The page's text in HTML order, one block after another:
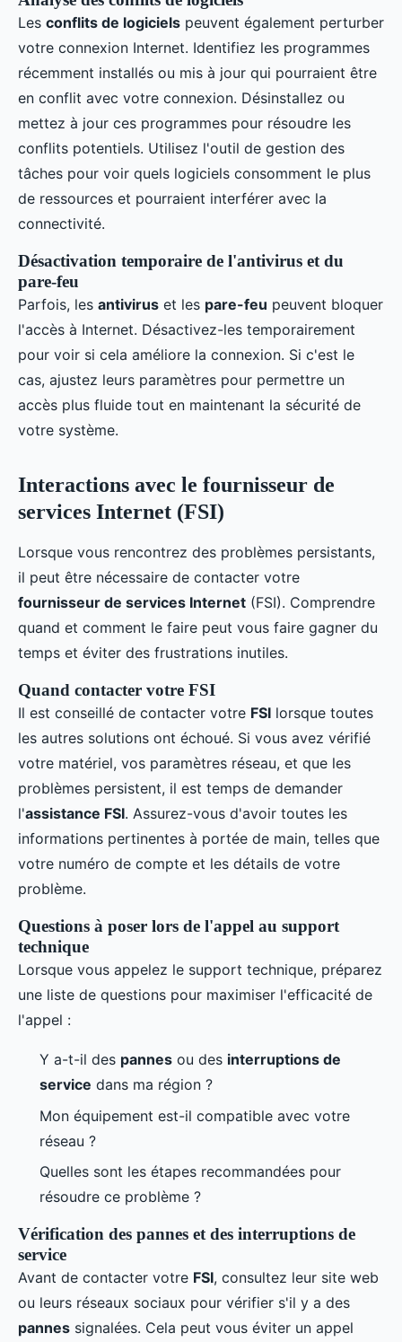
Les conflits de logiciels peuvent également perturber
votre connexion Internet. Identifiez les programmes
récemment installés ou mis à jour qui pourraient être
en conflit avec votre connexion. Désinstallez ou
mettez à jour ces programmes pour résoudre les
conflits potentiels. Utilisez l'outil de gestion des
tâches pour voir quels logiciels consomment le plus
de ressources et pourraient interférer avec la
connectivité.
Désactivation temporaire de l'antivirus et du
pare-feu
Parfois, les antivirus et les pare-feu peuvent bloquer
l'accès à Internet. Désactivez-les temporairement
pour voir si cela améliore la connexion. Si c'est le
cas, ajustez leurs paramètres pour permettre un
accès plus fluide tout en maintenant la sécurité de
votre système.
Interactions avec le fournisseur de
services Internet (FSI)
Lorsque vous rencontrez des problèmes persistants,
il peut être nécessaire de contacter votre
fournisseur de services Internet (FSI). Comprendre
quand et comment le faire peut vous faire gagner du
temps et éviter des frustrations inutiles.
Quand contacter votre FSI
Il est conseillé de contacter votre FSI lorsque toutes
les autres solutions ont échoué. Si vous avez vérifié
votre matériel, vos paramètres réseau, et que les
problèmes persistent, il est temps de demander
l'assistance FSI. Assurez-vous d'avoir toutes les
informations pertinentes à portée de main, telles que
votre numéro de compte et les détails de votre
problème.
Questions à poser lors de l'appel au support
technique
Lorsque vous appelez le support technique, préparez
une liste de questions pour maximiser l'efficacité de
l'appel :
Y a-t-il des pannes ou des interruptions de
service dans ma région ?
Mon équipement est-il compatible avec votre
réseau ?
Quelles sont les étapes recommandées pour
résoudre ce problème ?
Vérification des pannes et des interruptions de
service
Avant de contacter votre FSI, consultez leur site web
ou leurs réseaux sociaux pour vérifier s'il y a des
pannes signalées. Cela peut vous éviter un appel